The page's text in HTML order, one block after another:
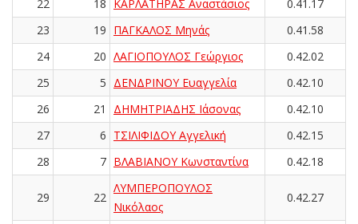
22
18 ΚΑΡΛΑΤΗΡΑΣ Αναστάσιος
0.41.17
23
19 ΠΑΓΚΑΛΟΣ Μηνάς
0.41.58
24
20 ΛΑΓΙΟΠΟΥΛΟΣ Γεώργιος
0.42.02
25
5 ΔΕΝΔΡΙΝΟΥ Ευαγγελία
0.42.10
26
21 ΔΗΜΗΤΡΙΑΔΗΣ Ιάσονας
0.42.10
27
6 ΤΣΙΛΙΦΙΔΟΥ Αγγελική
0.42.15
28
7 ΒΛΑΒΙΑΝΟΥ Κωνσταντίνα 0.42.18
29 22
ΛΥΜΠΕΡΟΠΟΥΛΟΣ
Νικόλαος
0.42.27